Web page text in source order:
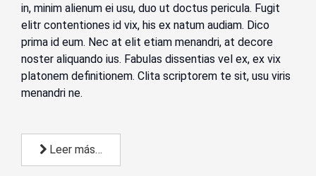
in, minim alienum ei usu, duo ut doctus pericula. Fugit
elitr contentiones id vix, his ex natum audiam. Dico
prima id eum. Nec at elit etiam menandri, at decore
noster aliquando ius. Fabulas dissentias vel ex, ex vix
platonem definitionem. Clita scriptorem te sit, usu viris
menandri ne.
Leer más…